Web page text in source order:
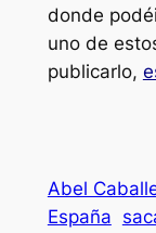
donde
uno de
publicarlo,
Abel
España